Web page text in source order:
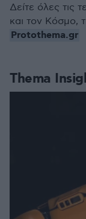
Thema
Δείτε όλες τις
και τον Κόσμο,
Protothema.gr